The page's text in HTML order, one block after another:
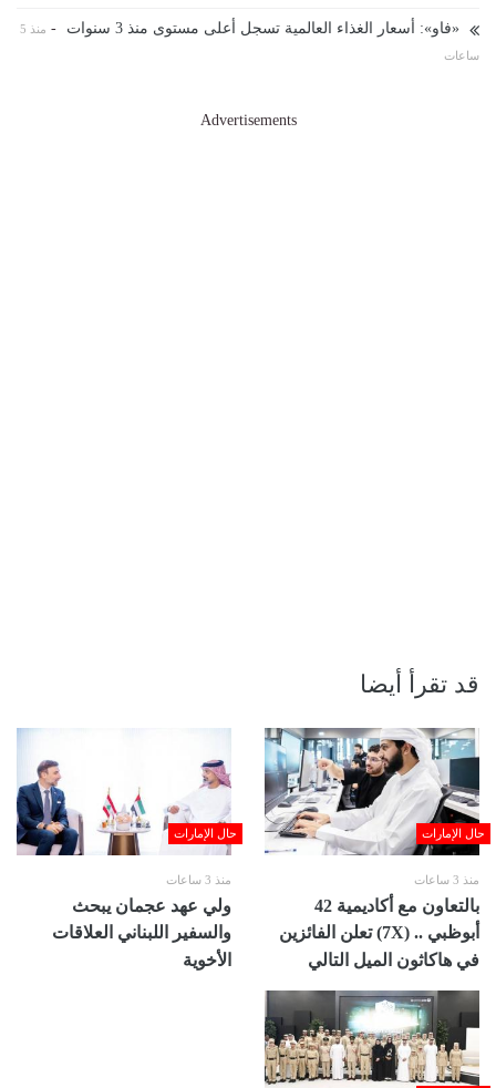
«فاو»: أسعار الغذاء العالمية تسجل أعلى مستوى منذ 3 سنوات -
منذ 5
ساعات
Advertisements
قد تقرأ أيضا
حال الإمارات
منذ 3 ساعات
بالتعاون مع أكاديمية 42
أبوظبي .. (7X) تعلن الفائزين
في هاكاثون الميل التالي
حال الإمارات
منذ 3 ساعات
ولي عهد عجمان يبحث
والسفير اللبناني العلاقات
الأخوية